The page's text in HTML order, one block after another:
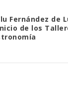
Fernández de
de los